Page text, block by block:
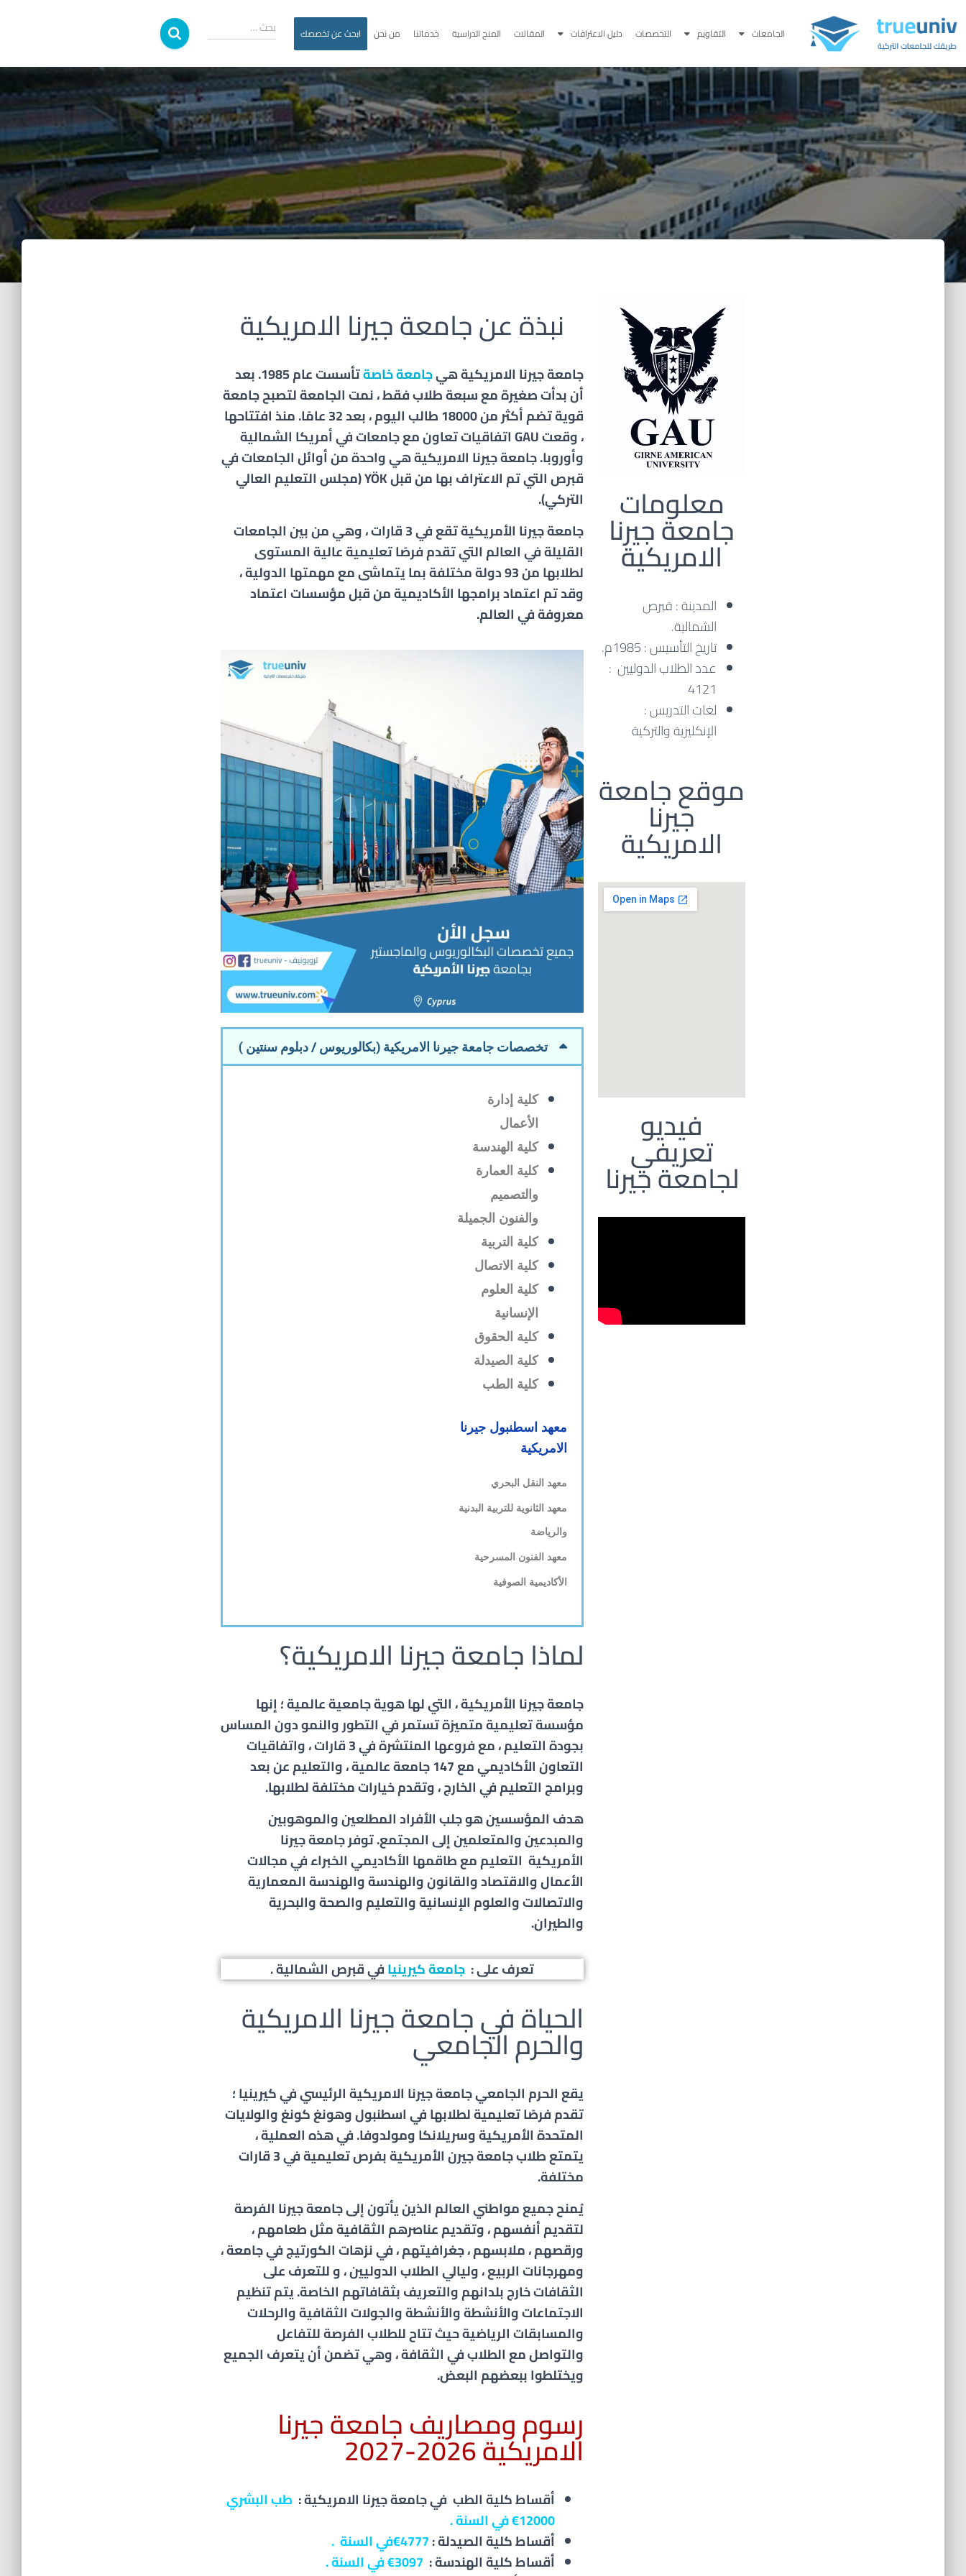
الجامعات التقاويم التخصصات دليل الاعترافات المقالات المنح الدراسية خدماتنا من نحن ابحث عن تخصصك بحث …
معلومات
جامعة جيرنا
الامريكية
المدينة : قبرص
الشمالية.
تاريخ التأسيس : 1985م.
عدد الطلاب الدوليين :
4121
لغات التدريس :
الإنكليزية والتركية
موقع جامعة
جيرنا
الامريكية
فيديو
تعريفي
لجامعة جيرنا
نبذة عن جامعة جيرنا الامريكية
جامعة جيرنا الامريكية هيجامعة خاصة
تأسست عام 1985. بعد
أن بدأت صغيرة مع سبعة طلاب فقط ، نمت الجامعة لتصبح جامعة
قوية تضم أكثر من 18000 طالب اليوم ، بعد 32 عامًا. منذ افتتاحها
، وقعت GAU اتفاقيات تعاون مع جامعات في أمريكا الشمالية
وأوروبا. جامعة جيرنا الامريكية هي واحدة من أوائل الجامعات في
قبرص التي تم الاعتراف بها من قبل YÖK (مجلس التعليم العالي
التركي).
جامعة جيرنا الأمريكية تقع في 3 قارات ، وهي من بين الجامعات
القليلة في العالم التي تقدم فرصًا تعليمية عالية المستوى
لطلابها من 93 دولة مختلفة بما يتماشى مع مهمتها الدولية ،
وقد تم اعتماد برامجها الأكاديمية من قبل مؤسسات اعتماد
معروفة في العالم.
تخصصات جامعة جيرنا الامريكية (بكالوريوس / دبلوم سنتين )
كلية إدارة
الأعمال
كلية الهندسة
كلية العمارة
والتصميم
والفنون الجميلة
كلية التربية
كلية الاتصال
كلية العلوم
الإنسانية
كلية الحقوق
كلية الصيدلة
كلية الطب
معهد اسطنبول جيرنا
الامريكية
معهد النقل البحري
معهد الثانوية للتربية البدنية
والرياضة
معهد الفنون المسرحية
الأكاديمية الصوفية
لماذا جامعة جيرنا الامريكية؟
جامعة جيرنا الأمريكية ، التي لها هوية جامعية عالمية ؛ إنها
مؤسسة تعليمية متميزة تستمر في التطور والنمو دون المساس
بجودة التعليم ، مع فروعها المنتشرة في 3 قارات ، واتفاقيات
التعاون الأكاديمي مع 147 جامعة عالمية ، والتعليم عن بعد
وبرامج التعليم في الخارج ، وتقدم خيارات مختلفة لطلابها.
هدف المؤسسين هو جلب الأفراد المطلعين والموهوبين
والمبدعين والمتعلمين إلى المجتمع. توفرجامعة جيرنا
الأمريكية التعليم مع طاقمها الأكاديمي الخبراء في مجالات
الأعمال والاقتصاد والقانون والهندسة والهندسة المعمارية
والاتصالات والعلوم الإنسانية والتعليم والصحة والبحرية
والطيران.
تعرف على : جامعة كيرينيافي قبرص الشمالية .
الحياة في جامعة جيرنا الامريكية
والحرم الجامعي
يقع الحرم الجامعي جامعة جيرنا الامريكية الرئيسي في كيرينيا ؛
تقدم فرصًا تعليمية لطلابها في اسطنبول وهونغ كونغ والولايات
المتحدة الأمريكية وسريلانكا ومولدوفا. في هذه العملية ،
يتمتع طلاب جامعة جيرن الأمريكية بفرص تعليمية في 3 قارات
مختلفة.
يُمنح جميع مواطني العالم الذين يأتون إلى جامعةجيرنا الفرصة
لتقديم أنفسهم ، وتقديم عناصرهم الثقافية مثل طعامهم ،
ورقصهم ، ملابسهم ، جغرافيتهم ، في نزهات الكورتيج في جامعة ،
ومهرجانات الربيع ، وليالي الطلاب الدوليين ، و للتعرف على
الثقافات خارج بلدانهم والتعريف بثقافاتهم الخاصة. يتم تنظيم
الاجتماعات والأنشطة والأنشطة والجولات الثقافية والرحلات
والمسابقات الرياضية حيث تتاح للطلاب الفرصة للتفاعل
والتواصل مع الطلاب في الثقافة ، وهي تضمن أن يتعرف الجميع
ويختلطوا ببعضهم البعض.
رسوم ومصاريف جامعة جيرنا
الامريكية 2026-2027
أقساط كلية الطب في جامعة جيرنا الامريكية : طب البشري
12000
€في السنة .
أقساط كلية الصيدلة :4777
€في السنة .
أقساط كلية الهندسة :
€في السنة.